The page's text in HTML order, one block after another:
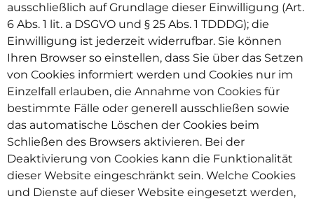
ausschließlich auf Grundlage dieser Einwilligung (Art.
6 Abs. 1 lit. a DSGVO und § 25 Abs. 1 TDDDG); die
Einwilligung ist jederzeit widerrufbar. Sie können
Ihren Browser so einstellen, dass Sie über das Setzen
von Cookies informiert werden und Cookies nur im
Einzelfall erlauben, die Annahme von Cookies für
bestimmte Fälle oder generell ausschließen sowie
das automatische Löschen der Cookies beim
Schließen des Browsers aktivieren. Bei der
Deaktivierung von Cookies kann die Funktionalität
dieser Website eingeschränkt sein. Welche Cookies
und Dienste auf dieser Website eingesetzt werden,